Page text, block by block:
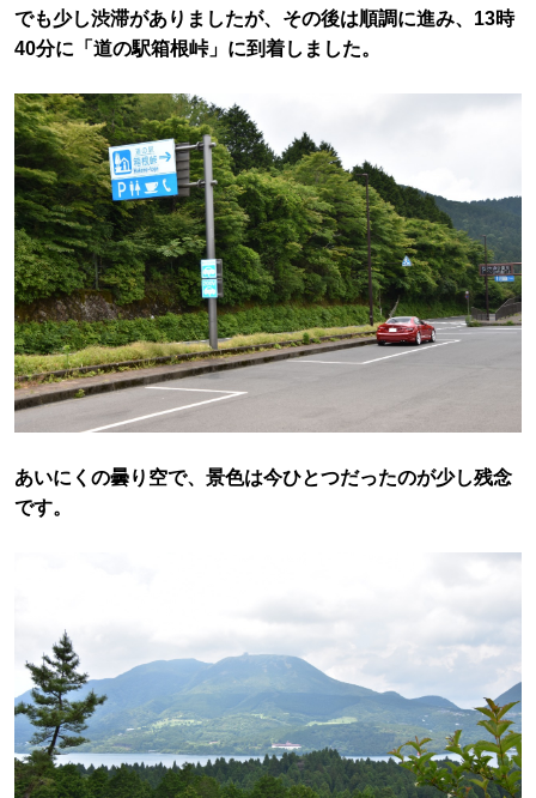
でも少し渋滞がありましたが、その後は順調に進み、13時
40分に「道の駅箱根峠」に到着しました。
あいにくの曇り空で、景色は今ひとつだったのが少し残念
です。